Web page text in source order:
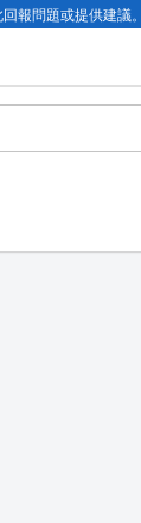
報問題或提供建議。